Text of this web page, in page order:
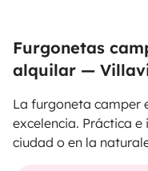
Furgonetas
alquilar —
La furgoneta camper
excelencia. Práctica
ciudad o en la